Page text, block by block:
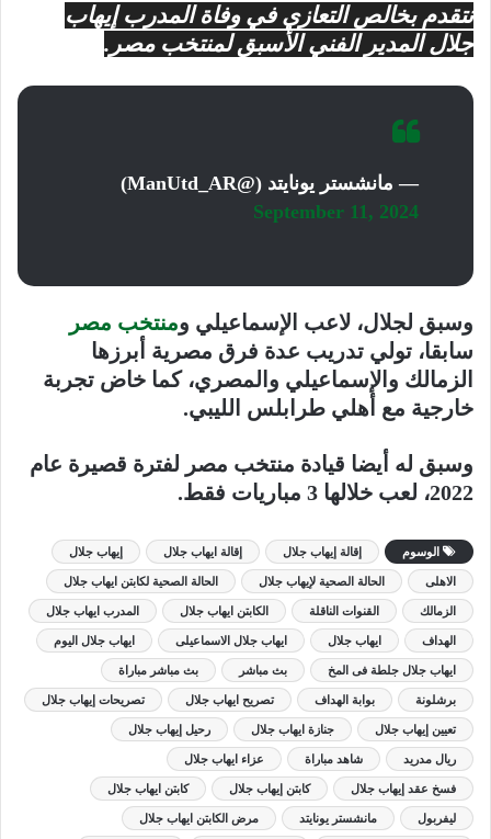
نتقدم بخالص التعازي في وفاة المدرب إيهاب
جلال المدير الفني الأسبق لمنتخب مصر.
— مانشستر يونايتد (@ManUtd_AR)
September 11, 2024
وسبق لجلال، لاعب الإسماعيلي ومنتخب مصر
سابقا، تولي تدريب عدة فرق مصرية أبرزها
الزمالك والإسماعيلي والمصري، كما خاض تجربة
خارجية مع أهلي طرابلس الليبي.
وسبق له أيضا قيادة منتخب مصر لفترة قصيرة عام
2022، لعب خلالها 3 مباريات فقط.
الوسوم إقالة إيهاب جلال إقالة ايهاب جلال إيهاب جلال
الاهلى الحالة الصحية لإيهاب جلال الحالة الصحية لكابتن ايهاب جلال
الزمالك القنوات الناقلة الكابتن ايهاب جلال المدرب ايهاب جلال
الهداف ايهاب جلال ايهاب جلال الاسماعيلى ايهاب جلال اليوم
ايهاب جلال جلطة فى المخ بث مباشر بث مباشر مباراة
برشلونة بوابة الهداف تصريح ايهاب جلال تصريحات إيهاب جلال
تعيين إيهاب جلال جنازة ايهاب جلال رحيل إيهاب جلال
ريال مدريد شاهد مباراة عزاء ايهاب جلال
فسخ عقد إيهاب جلال كابتن إيهاب جلال كابتن ايهاب جلال
ليفربول مانشستر يونايتد مرض الكابتن ايهاب جلال